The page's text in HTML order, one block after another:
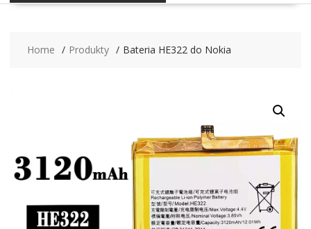
Home Produkty Bateria HE322 do Nokia